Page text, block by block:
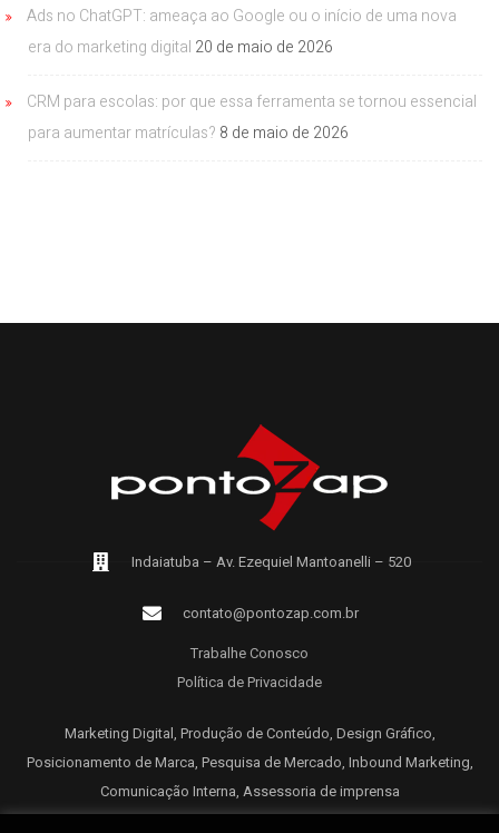
Ads no ChatGPT: ameaça ao Google ou o início de uma nova
era do marketing digital 20 de maio de 2026
CRM para escolas: por que essa ferramenta se tornou essencial
para aumentar matrículas? 8 de maio de 2026
Indaiatuba – Av. Ezequiel Mantoanelli – 520
contato@pontozap.com.br
Trabalhe Conosco
Política de Privacidade
Marketing Digital, Produção de Conteúdo, Design Gráfico,
Posicionamento de Marca, Pesquisa de Mercado, Inbound Marketing,
Comunicação Interna, Assessoria de imprensa